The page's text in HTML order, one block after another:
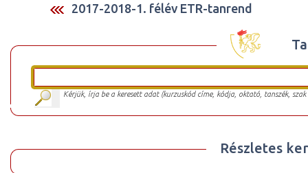
2017-2018-1. félév ETR-tanrend
Kérjük, írja be a keresett adat (kurzuskód címe, kódja, oktató, tanszék,
Részletes